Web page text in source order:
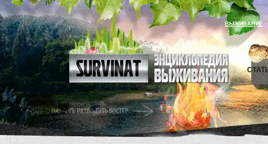
ВЫЖИВАНИЕ